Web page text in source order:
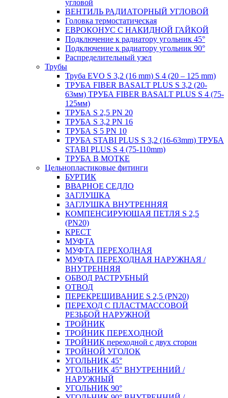
угловой
ВЕНТИЛЬ РАДИАТОРНЫЙ УГЛОВОЙ
Головка термостатическая
ЕВРОКОНУС С НАКИДНОЙ ГАЙКОЙ
Подключение к радиатору угольник 45°
Подключение к радиатору угольник 90°
Распределительный узел
Трубы
Труба EVO S 3,2 (16 mm) S 4 (20 – 125 mm)
ТРУБА FIBER BASALT PLUS S 3,2 (20-
63мм) ТРУБА FIBER BASALT PLUS S 4 (75-
125мм)
ТРУБА S 2,5 PN 20
ТРУБА S 3,2 PN 16
ТРУБА S 5 PN 10
ТРУБА STABI PLUS S 3,2 (16-63mm) ТРУБА
STABI PLUS S 4 (75-110mm)
ТРУБА В МОТКЕ
Цельнопластиковые фитинги
БУРТИК
ВВАРНОЕ СЕДЛО
ЗАГЛУШКА
ЗАГЛУШКА ВНУТРЕННЯЯ
КОМПЕНСИРУЮЩАЯ ПЕТЛЯ S 2,5
(PN20)
КРЕСТ
МУФТА
МУФТА ПЕРЕХОДНАЯ
МУФТА ПЕРЕХОДНАЯ НАРУЖНАЯ /
ВНУТРЕННЯЯ
ОБВОД РАСТРУБНЫЙ
ОТВОД
ПЕРЕКРЕЩИВАНИЕ S 2,5 (PN20)
ПЕРЕХОД С ПЛАСТМАССОВОЙ
РЕЗЬБОЙ НАРУЖНОЙ
ТРОЙНИК
ТРОЙНИК ПЕРЕXОДНОЙ
ТРОЙНИК переходной с двух сторон
ТРОЙНОЙ УГОЛОК
УГОЛЬНИК 45°
УГОЛЬНИК 45° ВНУТРЕННИЙ /
НАРУЖНЫЙ
УГОЛЬНИК 90°